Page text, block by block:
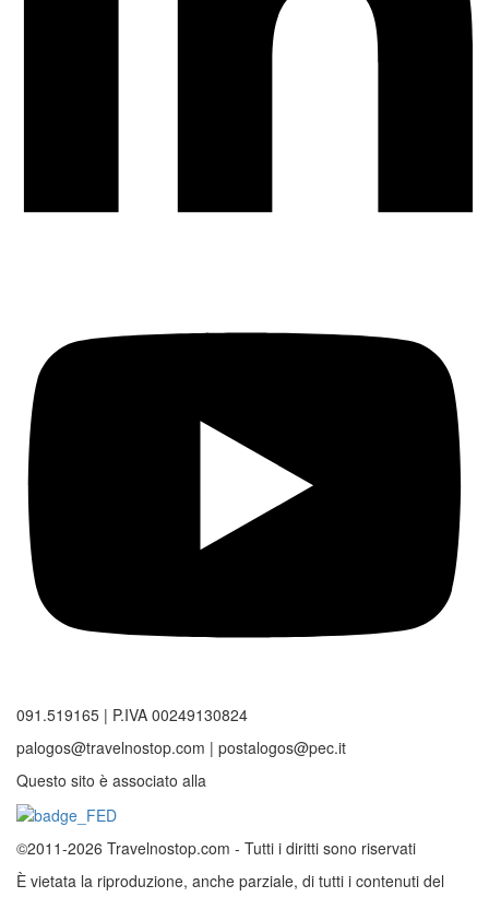
091.519165 | P.IVA 00249130824
palogos@travelnostop.com | postalogos@pec.it
Questo sito è associato alla
©2011-2026 Travelnostop.com - Tutti i diritti sono riservati
È vietata la riproduzione, anche parziale, di tutti i contenuti del